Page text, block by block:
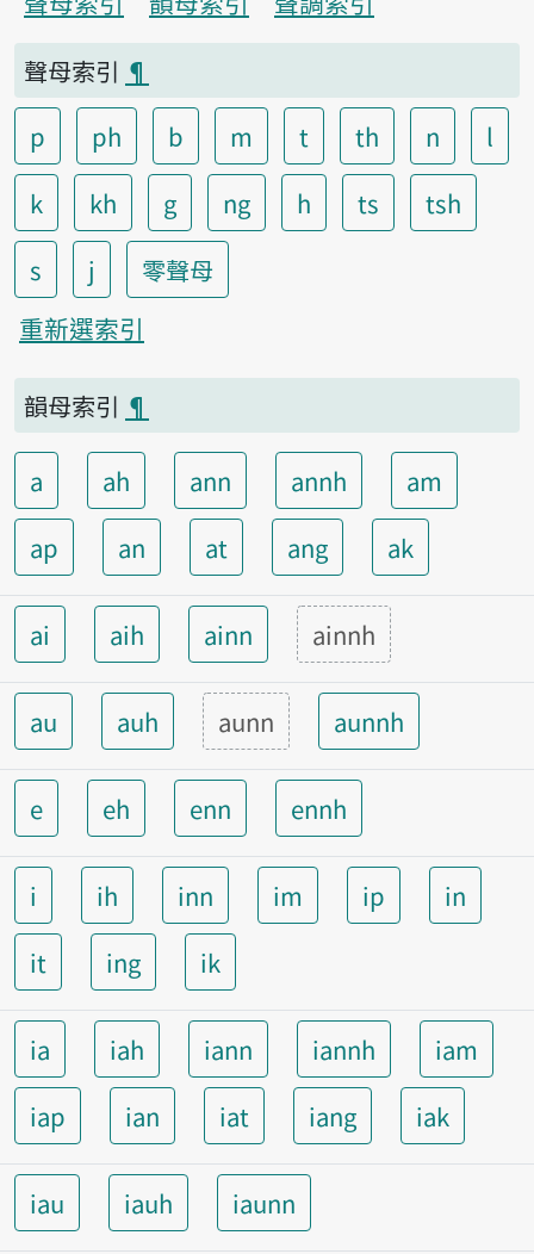
聲母索引 ¶
p
ph b m t th n
l
k
kh g ng h ts
tsh
s
j
零聲母
重新選索引
韻母索引 ¶
a ah ann annh
am
ap
an at ang ak
ai aih ainn ainnh
au auh aunn aunnh
e eh enn ennh
i ih inn im ip
in
it
ing ik
ia iah iann iannh
iam
iap
ian iat iang iak
iau iauh iaunn